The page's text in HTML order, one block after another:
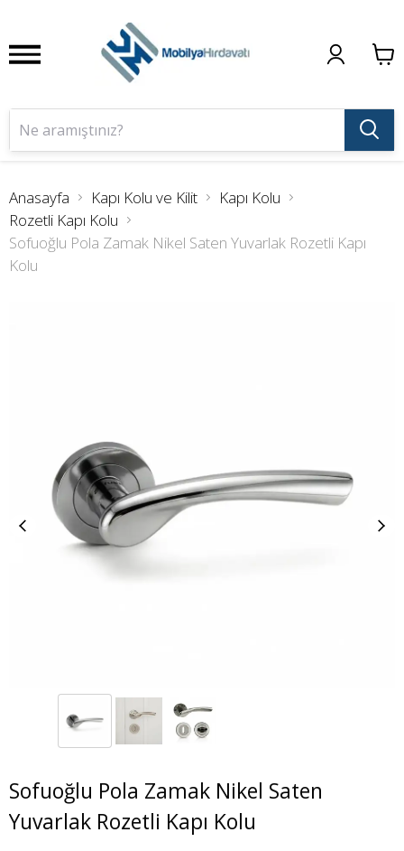
Anasayfa Kapı Kolu ve Kilit
Kapı Kolu
Rozetli Kapı Kolu
Sofuoğlu Pola Zamak Nikel Saten Yuvarlak Rozetli Kapı
Kolu
Sofuoğlu Pola Zamak Nikel Saten
Yuvarlak Rozetli Kapı Kolu